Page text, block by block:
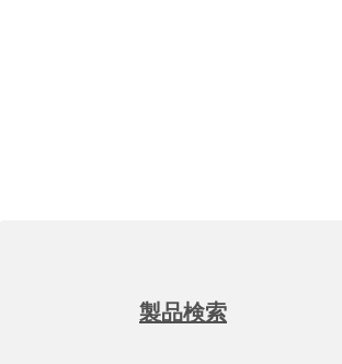
製品検索